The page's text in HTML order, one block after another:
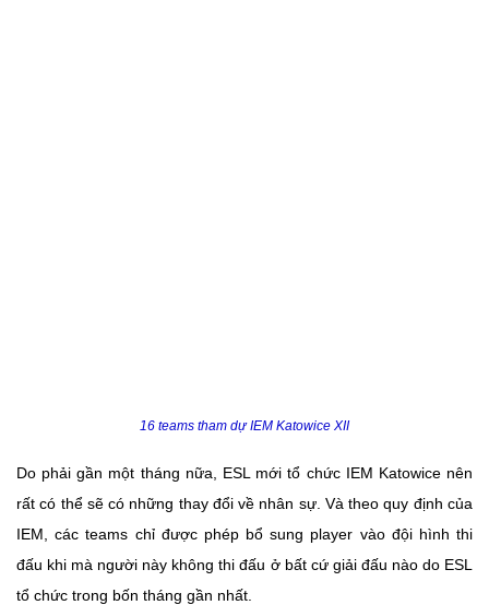
16 teams tham dự IEM Katowice XII
Do phải gần một tháng nữa, ESL mới tổ chức IEM Katowice nên
rất có thể sẽ có những thay đổi về nhân sự. Và theo quy định của
IEM, các teams chỉ được phép bổ sung player vào đội hình thi
đấu khi mà người này không thi đấu ở bất cứ giải đấu nào do ESL
tổ chức trong bốn tháng gần nhất.